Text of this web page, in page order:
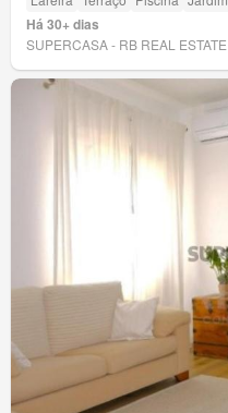
Há 30+ dias
SUPERCASA - RB REAL ESTATE